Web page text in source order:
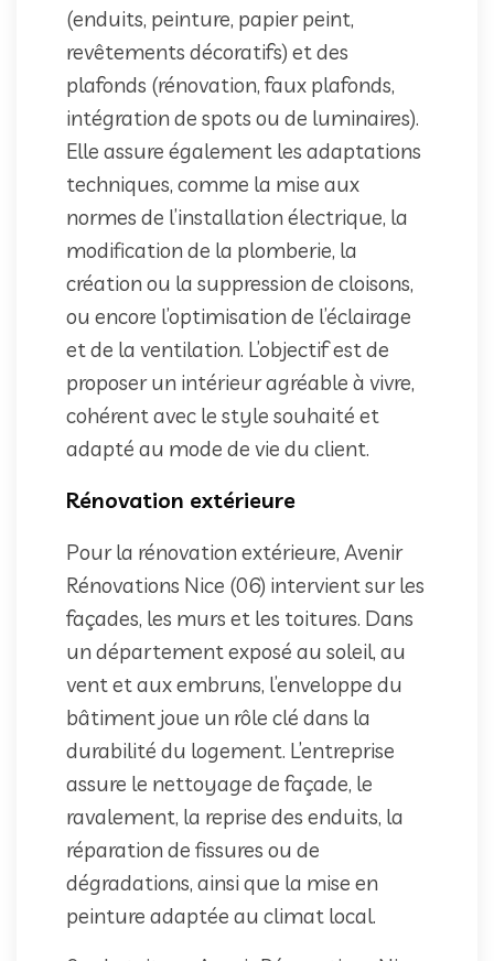
(enduits, peinture, papier peint,
revêtements décoratifs) et des
plafonds (rénovation, faux plafonds,
intégration de spots ou de luminaires).
Elle assure également les adaptations
techniques, comme la mise aux
normes de l’installation électrique, la
modification de la plomberie, la
création ou la suppression de cloisons,
ou encore l’optimisation de l’éclairage
et de la ventilation. L’objectif est de
proposer un intérieur agréable à vivre,
cohérent avec le style souhaité et
adapté au mode de vie du client.
Rénovation extérieure
Pour la rénovation extérieure, Avenir
Rénovations Nice (06) intervient sur les
façades, les murs et les toitures. Dans
un département exposé au soleil, au
vent et aux embruns, l’enveloppe du
bâtiment joue un rôle clé dans la
durabilité du logement. L’entreprise
assure le nettoyage de façade, le
ravalement, la reprise des enduits, la
réparation de fissures ou de
dégradations, ainsi que la mise en
peinture adaptée au climat local.